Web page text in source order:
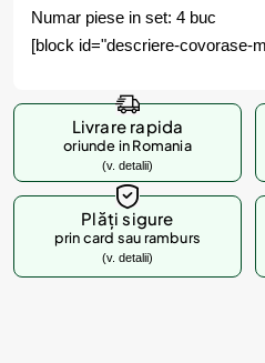
Numar piese in set: 4 buc
[block id="descriere-covorase-
Livrare rapida
oriunde in Romania
(v. detalii)
Plăți sigure
prin card sau ramburs
(v. detalii)